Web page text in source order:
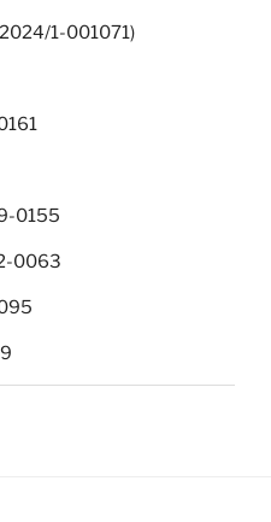
1-001071)
0155
0063